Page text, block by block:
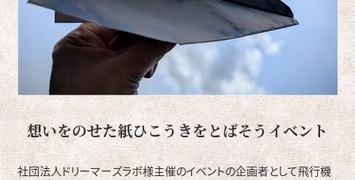
想いをのせた紙ひこうきをとばそうイベント
社団法人ドリーマーズラボ様主催のイベントの企画者として飛行機